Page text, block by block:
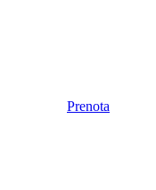
Prenota